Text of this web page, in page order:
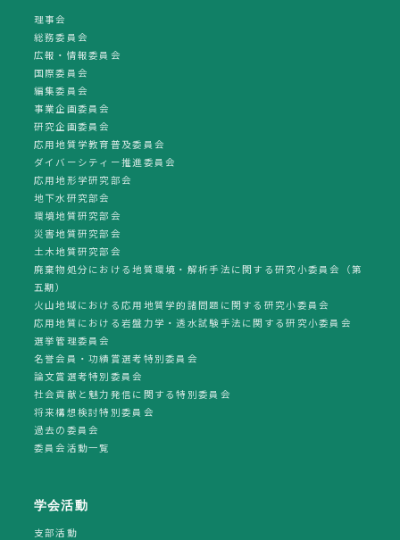
理事会
総務委員会
広報・情報委員会
国際委員会
編集委員会
事業企画委員会
研究企画委員会
応用地質学教育普及委員会
ダイバーシティー推進委員会
応用地形学研究部会
地下水研究部会
環境地質研究部会
災害地質研究部会
土木地質研究部会
廃棄物処分における地質環境・解析手法に関する研究小委員会（第
五期）
火山地域における応用地質学的諸問題に関する研究小委員会
応用地質における岩盤力学・透水試験手法に関する研究小委員会
選挙管理委員会
名誉会員・功績賞選考特別委員会
論文賞選考特別委員会
社会貢献と魅力発信に関する特別委員会
将来構想検討特別委員会
過去の委員会
委員会活動一覧
学会活動
支部活動